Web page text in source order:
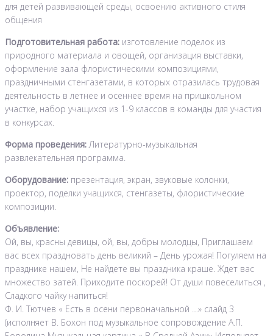
для детей развивающей среды, освоению активного стиля
общения
Подготовительная работа: изготовление поделок из
природного материала и овощей, организация выставки,
оформление зала флористическими композициями,
праздничными стенгазетами, в которых отразилась трудовая
деятельность в летнее и осеннее время на пришкольном
участке, набор учащихся из 1-9 классов в команды для участия
в конкурсах.
Форма проведения:Литературно-музыкальная
развлекательная программа.
Оборудование: презентация, экран, звуковые колонки,
проектор, поделки учащихся, стенгазеты, флористические
композиции.
Объявление:
Ой, вы, красны девицы, ой, вы, добры молодцы, Приглашаем
вас всех праздновать день великий – День урожая! Погуляем на
празднике нашем, Не найдете вы праздника краше. Ждет вас
множество затей. Приходите поскорей! От души повеселиться ,
Сладкого чайку напиться!
Ф. И. Тютчев « Есть в осени первоначальной …» слайд 3
(исполняет В. Бохон под музыкальное сопровождение А.П.